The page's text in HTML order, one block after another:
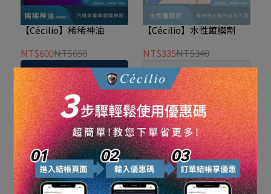
【Cécilio】稀稀神油
NT$600NT$650
añadir al carrito
【Cécilio】水性鍍膜劑
NT$335NT$340
Agotado